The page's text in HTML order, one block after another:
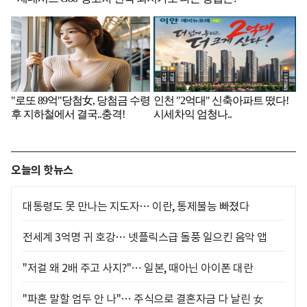
오늘의 핫뉴스
대통령도 못 만나는 지도자… 이란, 통제불능 빠졌다
전세계 3억명 귀 호강… 넷플릭스급 돌풍 일으킨 음악 앱
"저걸 왜 2배 주고 사지?"… 일본, 때아닌 아이폰 대란
"파혼 말할 엄두 안 나"… 주식으로 결혼자금 다 날린 女